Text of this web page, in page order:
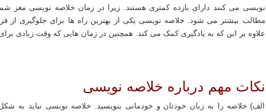
نویسی می کنند دارای بازده کمتری هستند. زیرا در زمان خلاصه نویسی مغز
مطالب بیشتر می شود. خلاصه نویسی یکی از بهترین راه ها برای جلوگیری
علاوه بر این که به یادگیری کمک می کند. همچنین در زمان هایی که وقت زیادی
نکات مهم درباره خلاصه نویسی
الف) خلاصه را به زبان خودتان و خودمانی بنویسید. خلاصه نویسی نباید به